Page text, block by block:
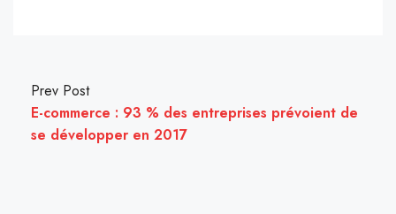
Prev Post
E-commerce : 93 % des entreprises prévoient de
se développer en 2017